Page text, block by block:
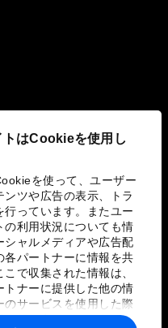
トはCookieを使用し
を使って、ユーザー
ンツや広告の表示、トラ
行っています。またユー
の利用状況についても情
シャルメディアや広告配
各パートナーに情報を共
で収集された情報は、
トナーに提供した他の情
のサービスを使用した際
と組み合わされ、各パー